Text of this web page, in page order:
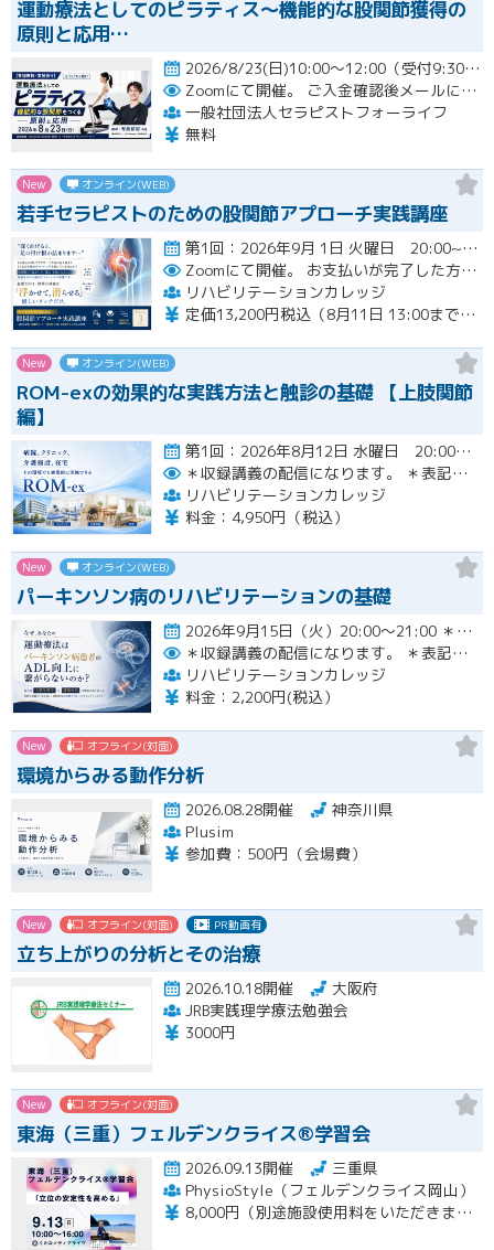
運動療法としてのピラティス〜機能的な股関節獲得の
原則と応用…
2026/8/23(日)10:00～12:00（受付9:30～）開催
Zoomにて開催。
ご入金確認後メールにてURLをお知らせいたします。
一般社団法人セラピストフォーライフ
無料
New オンライン(WEB)
若手セラピストのための股関節アプローチ実践講座
第1回：2026年9月 1日 火曜日 20:00~21:00 第2回：2026年9月15日 火曜日 20:00~2…開催
Zoomにて開催。
お支払いが完了した方のみzoomのリンクと資料が確認できるシステムとなっております。お支払いが確認できない場合は【自動キャンセル】となります。
リハビリテーションカレッジ
定価13,200円税込（8月11日 13:00までのお申し込みにて3,300円オフでご受講いただけます）
New オンライン(WEB)
ROM-exの効果的な実践方法と触診の基礎 【上肢関節
編】
第1回：2026年8月12日 水曜日 20:00~21:00 第2回：2026年8月19日 水曜日 20:00~21…開催
＊収録講義の配信になります。
＊表記された日時に限定して配信します。
リハビリテーションカレッジ
料金：4,950円（税込）
New オンライン(WEB)
パーキンソン病のリハビリテーションの基礎
2026年9月15日（火）20:00〜21:00 ＊収録講義の配信になります。 ＊表記された日時に限定して…開催
＊収録講義の配信になります。
＊表記された日時に限定して配信します。
リハビリテーションカレッジ
料金：2,200円(税込）
New オフライン(対面)
環境からみる動作分析
2026.08.28開催
神奈川県
Plusim
参加費：500円（会場費）
New オフライン(対面) PR動画有
立ち上がりの分析とその治療
2026.10.18開催
大阪府
JRB実践理学療法勉強会
3000円
New オフライン(対面)
東海（三重）フェルデンクライス®学習会
2026.09.13開催
三重県
PhysioStyle（フェルデンクライス岡山）
8,000円（別途施設使用料をいただきます）